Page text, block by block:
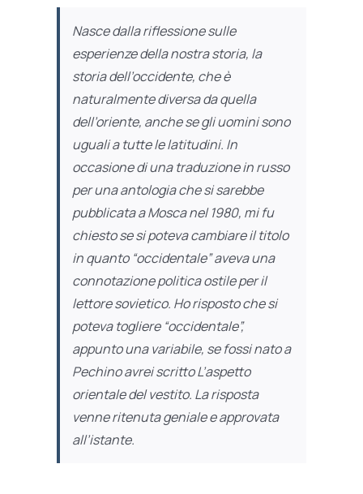
Nasce dalla riflessione sulle
esperienze della nostra storia, la
storia dell’occidente, che è
naturalmente diversa da quella
dell’oriente, anche se gli uomini sono
uguali a tutte le latitudini. In
occasione di una traduzione in russo
per una antologia che si sarebbe
pubblicata a Mosca nel 1980, mi fu
chiesto se si poteva cambiare il titolo
in quanto “occidentale” aveva una
connotazione politica ostile per il
lettore sovietico. Ho risposto che si
poteva togliere “occidentale”,
appunto una variabile, se fossi nato a
Pechino avrei scrittoL’aspetto
orientale del vestito. La risposta
venne ritenuta geniale e approvata
all’istante.